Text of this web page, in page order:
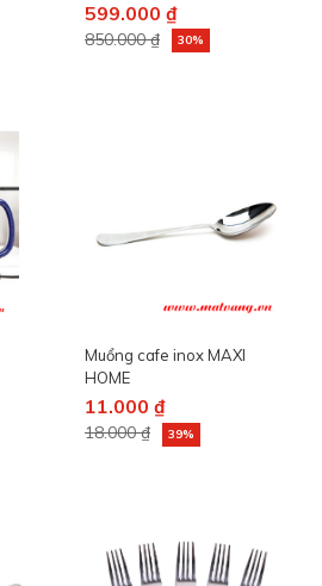
599.000 ₫
850.000 ₫ 30%
Muổng cafe inox MAXI
HOME
11.000 ₫
18.000 ₫ 39%